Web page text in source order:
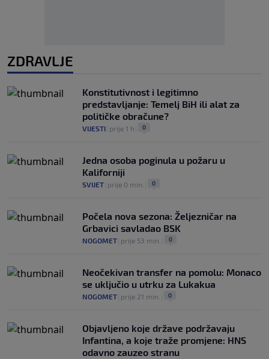
ZDRAVLJE
Konstitutivnost i legitimno
predstavljanje: Temelj BiH ili alat za
političke obračune?
VIJESTI prije 1 h 0
Jedna osoba poginula u požaru u
Kaliforniji
SVIJET prije 0 min. 0
Počela nova sezona: Željezničar na
Grbavici savladao BSK
NOGOMET prije 53 min. 0
Neočekivan transfer na pomolu: Monaco
se uključio u utrku za Lukakua
NOGOMET prije 21 min. 0
Objavljeno koje države podržavaju
Infantina, a koje traže promjene: HNS
odavno zauzeo stranu